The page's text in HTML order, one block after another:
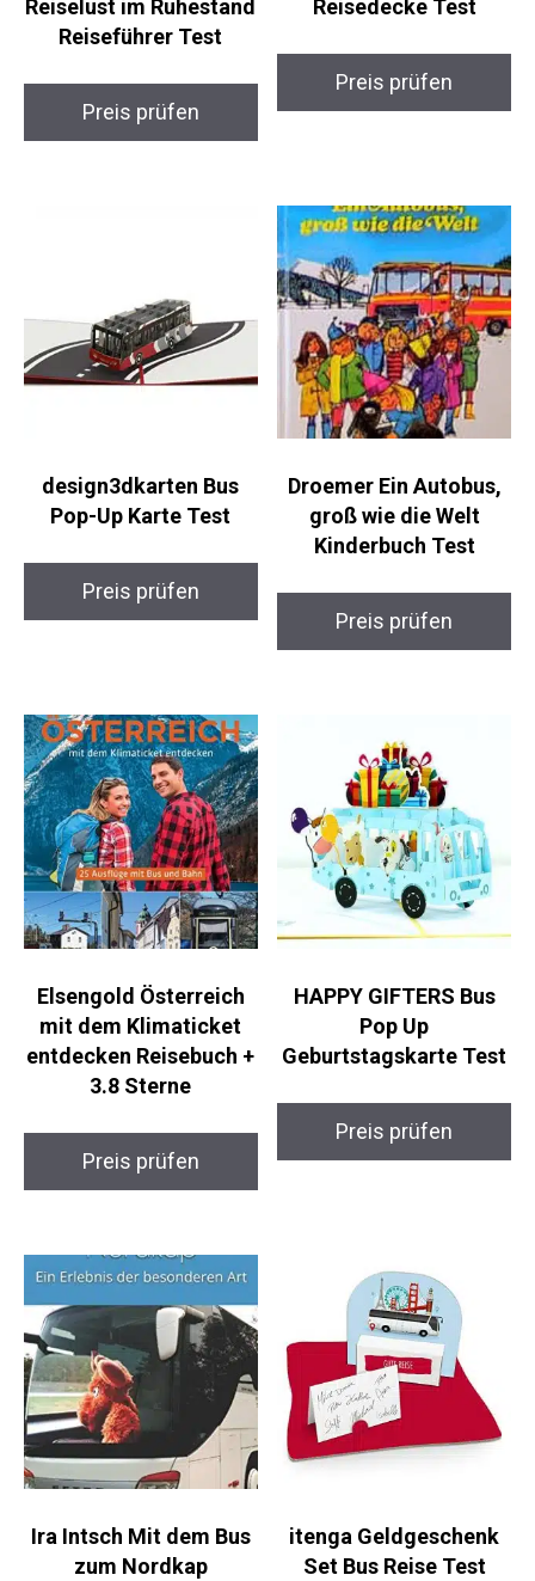
Reiselust im Ruhestand
Reiseführer Test
Preis prüfen
Reisedecke Test
Preis prüfen
design3dkarten Bus
Pop-Up Karte Test
Preis prüfen
Droemer Ein Autobus,
groß wie die Welt
Kinderbuch Test
Preis prüfen
Elsengold Österreich
mit dem Klimaticket
entdecken Reisebuch +
3.8 Sterne
Preis prüfen
HAPPY GIFTERS Bus
Pop Up
Geburtstagskarte Test
Preis prüfen
Ira Intsch Mit dem Bus
zum Nordkap
itenga Geldgeschenk
Set Bus Reise Test